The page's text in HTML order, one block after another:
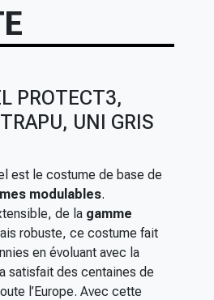
PROTECT3,
UNI GRIS
est le costume de base de
modulables.
de la gamme
robuste, ce costume fait
en évoluant avec la
satisfait des centaines de
l’Europe. Avec cette